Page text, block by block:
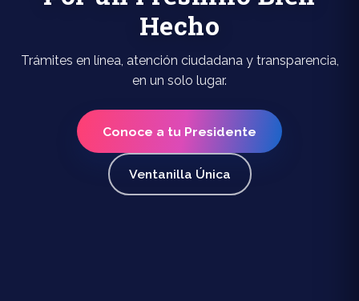
Hecho
Trámites en línea, atención ciudadana y transparencia,
en un solo lugar.
Conoce a tu Presidente
Ventanilla Única